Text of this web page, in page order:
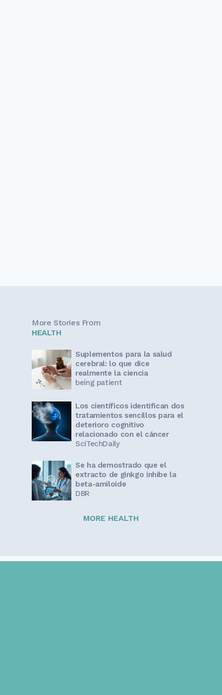
More Stories From
HEALTH
Suplementos para la salud
cerebral: lo que dice
realmente la ciencia
being patient
Los científicos identifican dos
tratamientos sencillos para el
deterioro cognitivo
relacionado con el cáncer
SciTechDaily
Se ha demostrado que el
extracto de ginkgo inhibe la
beta-amiloide
DBR
MORE HEALTH